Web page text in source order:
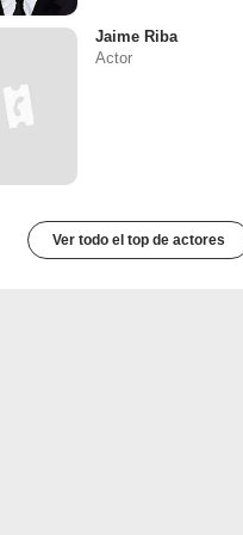
Jaime Riba
Actor
Ver todo el top de actores